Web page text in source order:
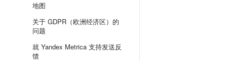
地图
关于 GDPR（欧洲经济区）的
问题
就 Yandex Metrica 支持发送反
馈